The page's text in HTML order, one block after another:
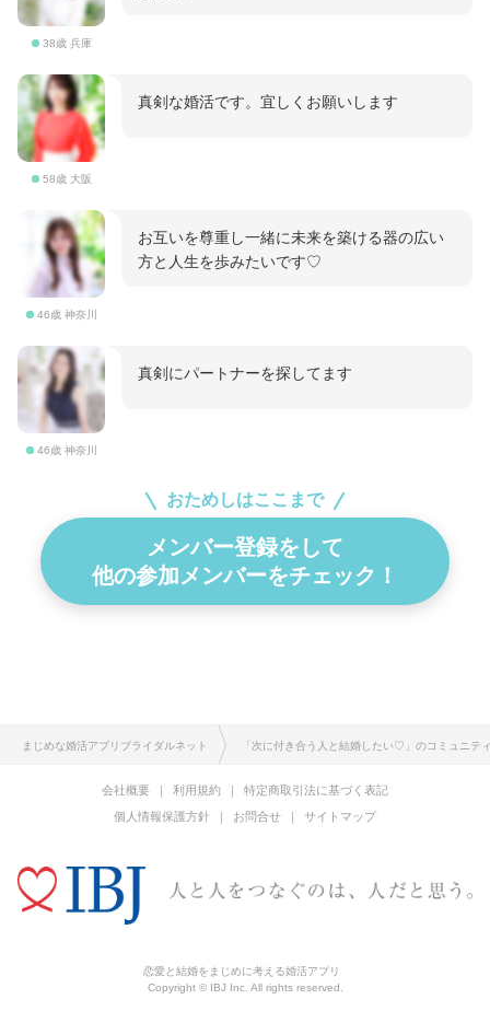
38歳 兵庫
58歳 大阪
真剣な婚活です。宜しくお願いします
46歳 神奈川
お互いを尊重し一緒に未来を築ける器の広い
方と人生を歩みたいです♡
46歳 神奈川
真剣にパートナーを探してます
おためしはここまで
メンバー登録をして
他の参加メンバーをチェック！
まじめな婚活アプリブライダルネット 「次に付き合う人と結婚したい♡」のコミュニテ
会社概要 利用規約
特定商取引法に基づく表記
個人情報保護方針
お問合せ サイトマップ
恋愛と結婚をまじめに考える婚活アプリ
Copyright © IBJ Inc. All rights reserved.